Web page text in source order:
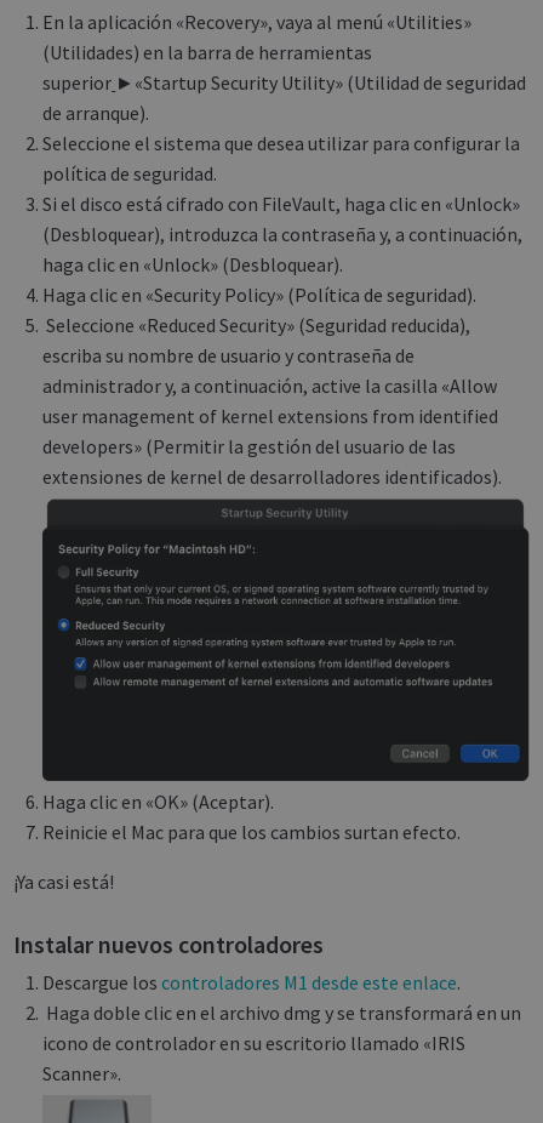
En la aplicación «Recovery», vaya al menú «Utilities»
(Utilidades) en la barra de herramientas
superior ►«Startup Security Utility» (Utilidad de seguridad
de arranque).
Seleccione el sistema que desea utilizar para configurar la
política de seguridad.
Si el disco está cifrado con FileVault, haga clic en «Unlock»
(Desbloquear), introduzca la contraseña y, a continuación,
haga clic en «Unlock» (Desbloquear).
Haga clic en «Security Policy» (Política de seguridad).
Seleccione «Reduced Security» (Seguridad reducida),
escriba su nombre de usuario y contraseña de
administrador y, a continuación, active la casilla «Allow
user management of kernel extensions from identified
developers» (Permitir la gestión del usuario de las
extensiones de kernel de desarrolladores identificados).
Haga clic en «OK» (Aceptar).
Reinicie el Mac para que los cambios surtan efecto.
¡Ya casi está!
Instalar nuevos controladores
Descargue loscontroladores M1 desde este enlace.
Haga doble clic en el archivo dmg y se transformará en un
icono de controlador en su escritorio llamado «IRIS
Scanner».